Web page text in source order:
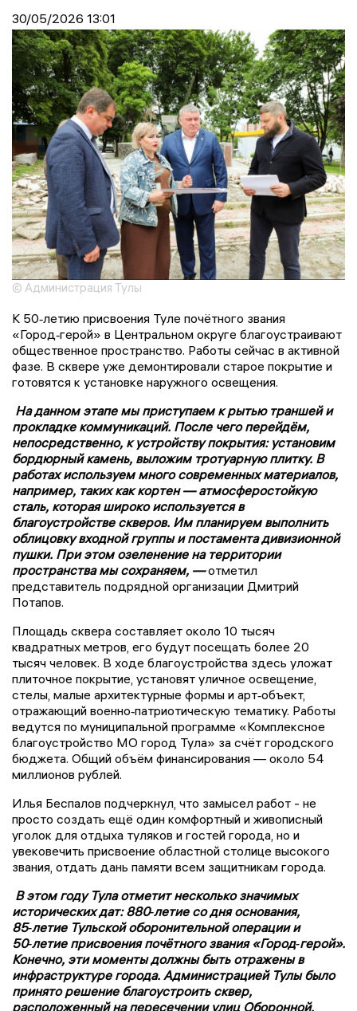
30/05/2026 13:01
© Администрация Тулы
К 50‑летию присвоения Туле почётного звания
«Город‑герой» в Центральном округе благоустраивают
общественное пространство. Работы сейчас в активной
фазе. В сквере уже демонтировали старое покрытие и
готовятся к установке наружного освещения.
На данном этапе мы приступаем к рытью траншей и
прокладке коммуникаций. После чего перейдём,
непосредственно, к устройству покрытия: установим
бордюрный камень, выложим тротуарную плитку. В
работах используем много современных материалов,
например, таких как кортен — атмосферостойкую
сталь, которая широко используется в
благоустройстве скверов. Им планируем выполнить
облицовку входной группы и постамента дивизионной
пушки. При этом озеленение на территории
пространства мы сохраняем, —отметил
представитель подрядной организации Дмитрий
Потапов.
Площадь сквера составляет около 10 тысяч
квадратных метров, его будут посещать более 20
тысяч человек. В ходе благоустройства здесь уложат
плиточное покрытие, установят уличное освещение,
стелы, малые архитектурные формы и арт‑объект,
отражающий военно‑патриотическую тематику. Работы
ведутся по муниципальной программе «Комплексное
благоустройство МО город Тула» за счёт городского
бюджета. Общий объём финансирования — около 54
миллионов рублей.
Илья Беспалов подчеркнул, что замысел работ - не
просто создать ещё один комфортный и живописный
уголок для отдыха туляков и гостей города, но и
увековечить присвоение областной столице высокого
звания, отдать дань памяти всем защитникам города.
В этом году Тула отметит несколько значимых
исторических дат: 880‑летие со дня основания,
85‑летие Тульской оборонительной операции и
50‑летие присвоения почётного звания «Город‑герой».
Конечно, эти моменты должны быть отражены в
инфраструктуре города. Администрацией Тулы было
принято решение благоустроить сквер,
расположенный на пересечении улиц Оборонной,